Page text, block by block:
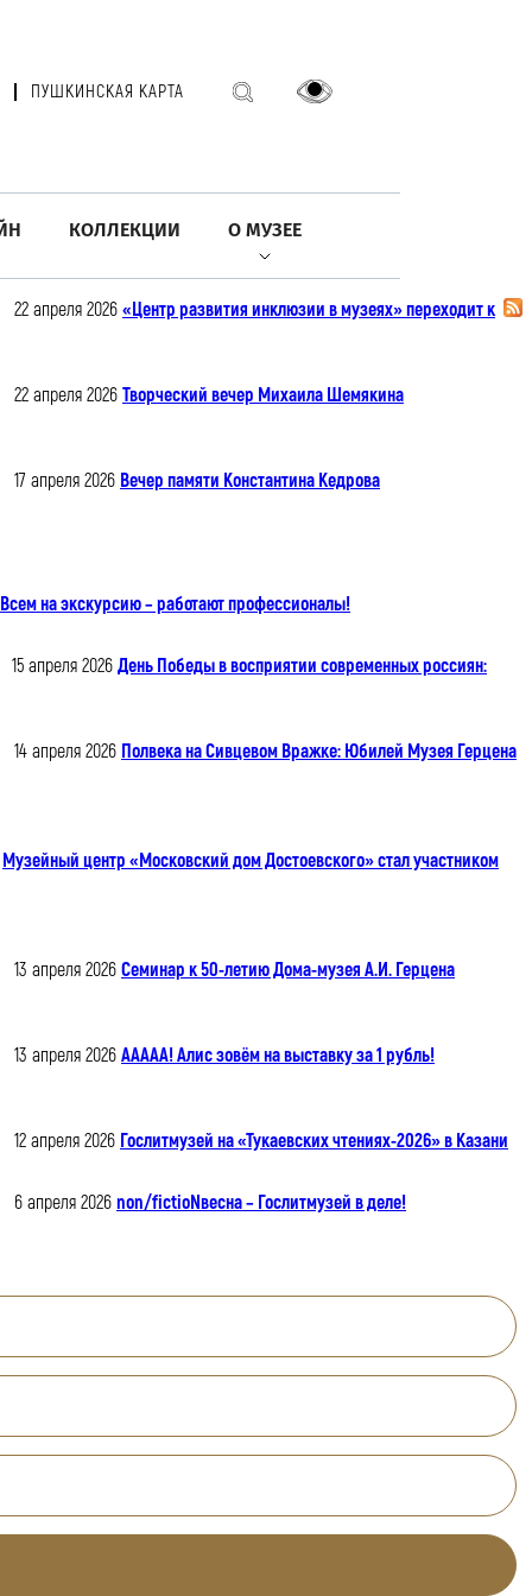
ПУШКИНСКАЯ КАРТА
КОЛЛЕКЦИИ О МУЗЕЕ
22 апреля 2026 «Центр развития инклюзии в музеях» переходит к
22 апреля 2026 Творческий вечер Михаила Шемякина
17 апреля 2026 Вечер памяти Константина Кедрова
Всем на экскурсию – работают профессионалы!
15 апреля 2026 День Победы в восприятии современных россиян:
14 апреля 2026 Полвека на Сивцевом Вражке: Юбилей Музея Герцена
Музейный центр «Московский дом Достоевского» стал участником
13 апреля 2026 Семинар к 50-летию Дома-музея А.И. Герцена
13 апреля 2026 ААААА! Алис зовём на выставку за 1 рубль!
12 апреля 2026 Гослитмузей на «Тукаевских чтениях-2026» в Казани
6 апреля 2026 non/fictioNвесна – Гослитмузей в деле!